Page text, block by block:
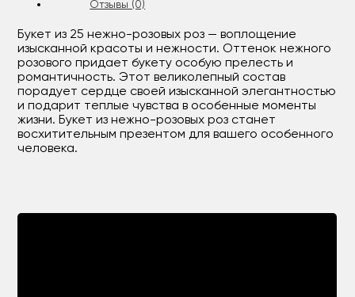
Отзывы (0)
Букет из 25 нежно-розовых роз — воплощение
изысканной красоты и нежности. Оттенок нежного
розового придает букету особую прелесть и
романтичность. Этот великолепный состав
порадует сердце своей изысканной элегантностью
и подарит теплые чувства в особенные моменты
жизни. Букет из нежно-розовых роз станет
восхитительным презентом для вашего особенного
человека.